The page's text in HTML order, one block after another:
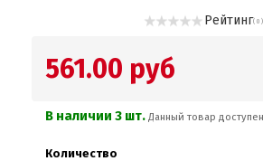
Рейтинг( 0 )
561.00 руб
В наличии 3 шт. Данный товар
Количество